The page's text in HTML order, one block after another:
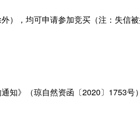
），均可申请参加竞买（注：失信
知》（琼自然资函〔2020〕1753